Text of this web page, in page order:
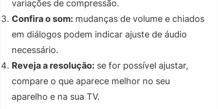
variações de compressão.
Confira o som: mudanças de volume e chiados
em diálogos podem indicar ajuste de áudio
necessário.
Reveja a resolução: se for possível ajustar,
compare o que aparece melhor no seu
aparelho e na sua TV.